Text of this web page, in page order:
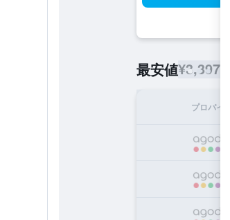
最安値¥3,397/
プロバイダ